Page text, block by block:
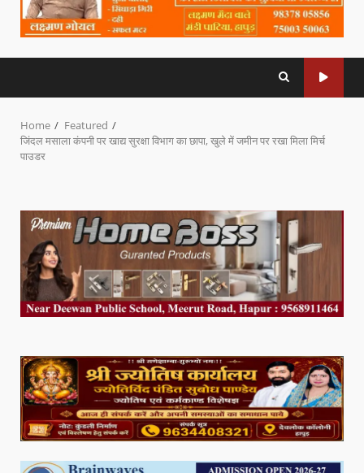
Home
Featured
जिंदल मसाला कंपनी पर खाद्य सुरक्षा विभाग का छापा, खुले में जमीन पर रखा मिला मिर्च
पाउडर